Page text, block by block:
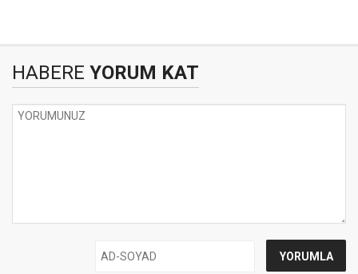
HABERE YORUM KAT